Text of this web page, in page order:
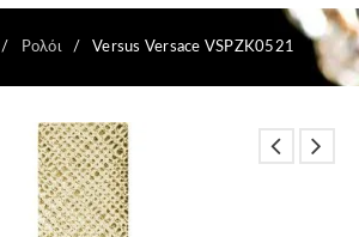
/ Ρολόι / Versus Versace VSPZK0521